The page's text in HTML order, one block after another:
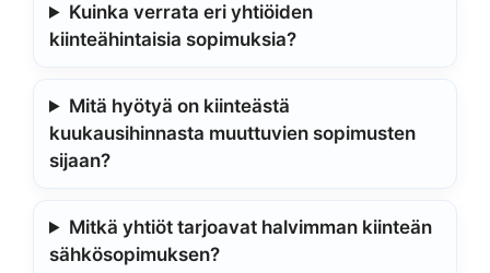
Kuinka verrata eri yhtiöiden
kiinteähintaisia sopimuksia?
Mitä hyötyä on kiinteästä
kuukausihinnasta muuttuvien sopimusten
sijaan?
Mitkä yhtiöt tarjoavat halvimman kiinteän
sähkösopimuksen?